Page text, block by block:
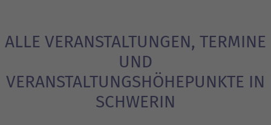
ALLE VERANSTALTUNGEN, TERMINE
UND
VERANSTALTUNGSHÖHEPUNKTE IN
SCHWERIN